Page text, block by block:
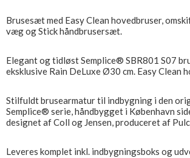
Brusesæt med Easy Clean hovedbruser,
væg og Stick håndbrusersæt.
Elegant og tidløst Semplice® SBR801 S07
eksklusive Rain DeLuxe Ø30 cm. Easy Clean
Stilfuldt brusearmatur til indbygning i den
Semplice® serie, håndbygget i København
designet af Coll og Jensen, produceret af
Leveres komplet inkl. indbygningsboks og